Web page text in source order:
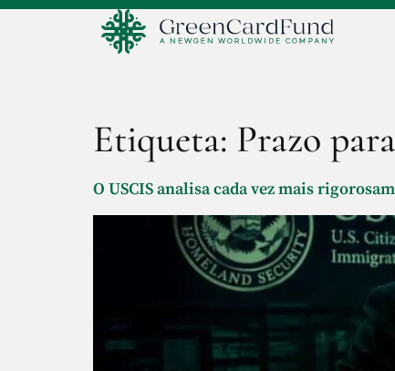
Etiqueta: Prazo
O USCIS analisa cada vez mais